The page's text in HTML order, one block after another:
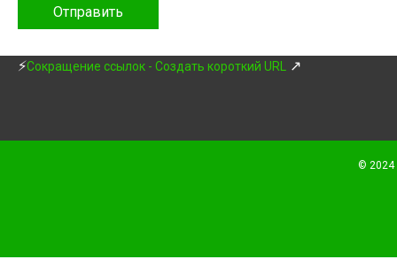
⚡Сокращение ссылок - Создать короткий URL ↗
© 2024